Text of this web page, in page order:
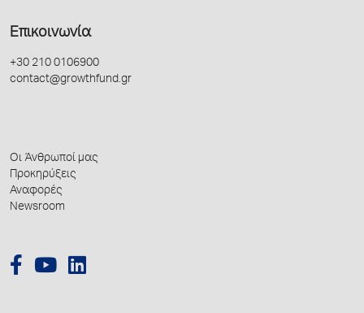
Επικοινωνία
+30 210 0106900
contact@growthfund.gr
Οι Άνθρωποί μας
Προκηρύξεις
Αναφορές
Newsroom